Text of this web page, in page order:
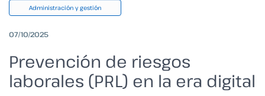
Administración y gestión
07/10/2025
Prevención de riesgos
laborales (PRL) en la era digital